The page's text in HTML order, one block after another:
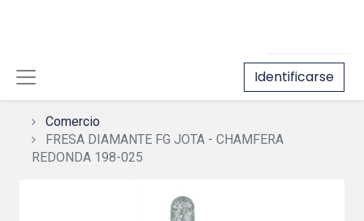
Identificarse
Comercio
FRESA DIAMANTE FG JOTA - CHAMFERA
REDONDA 198-025